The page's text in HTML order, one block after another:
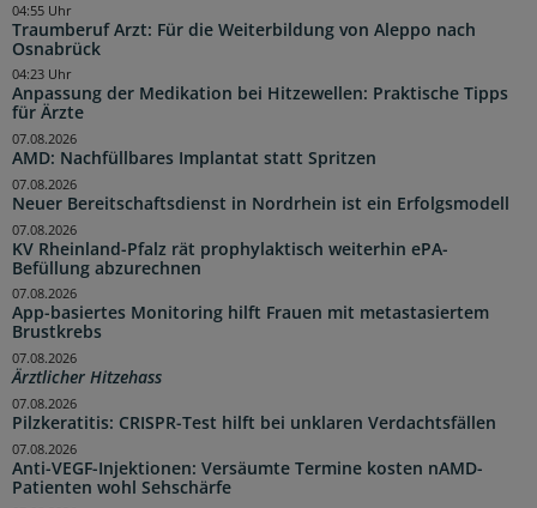
Traumberuf Arzt: Für die Weiterbildung von Aleppo nach
Osnabrück
04:55 Uhr
Anpassung der Medikation bei Hitzewellen: Praktische Tipps
für Ärzte
04:23 Uhr
AMD: Nachfüllbares Implantat statt Spritzen
07.08.2026
Neuer Bereitschaftsdienst in Nordrhein ist ein Erfolgsmodell
07.08.2026
KV Rheinland-Pfalz rät prophylaktisch weiterhin ePA-
Befüllung abzurechnen
07.08.2026
App-basiertes Monitoring hilft Frauen mit metastasiertem
Brustkrebs
07.08.2026
Ärztlicher Hitzehass
07.08.2026
Pilzkeratitis: CRISPR-Test hilft bei unklaren Verdachtsfällen
07.08.2026
Anti-VEGF-Injektionen: Versäumte Termine kosten nAMD-
Patienten wohl Sehschärfe
07.08.2026